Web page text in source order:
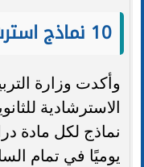
10 نماذج استرشادية لكل مادة
وأكدت وزارة
نماذج لكل مادة
يوميًا في تمام